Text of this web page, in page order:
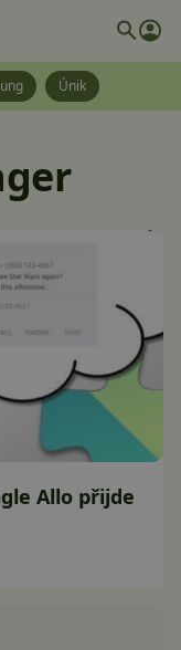
Únik
Allo přijde